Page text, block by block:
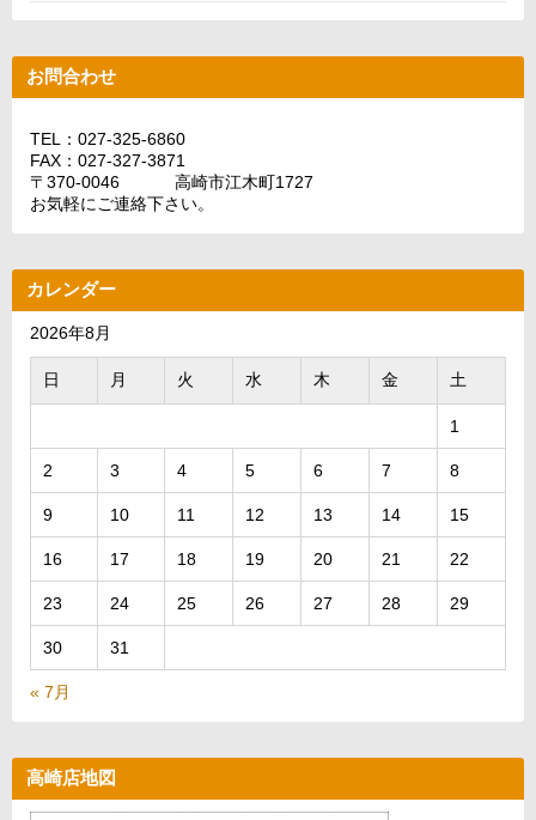
お問合わせ
TEL：027-325-6860
FAX：027-327-3871
〒370-0046 高崎市江木町1727
お気軽にご連絡下さい。
カレンダー
2026年8月
日 月 火 水 木 金 土
1
2 3 4 5 6 7 8
9 10 11 12 13 14 15
16 17 18 19 20 21 22
23 24 25 26 27 28 29
30 31
« 7月
高崎店地図